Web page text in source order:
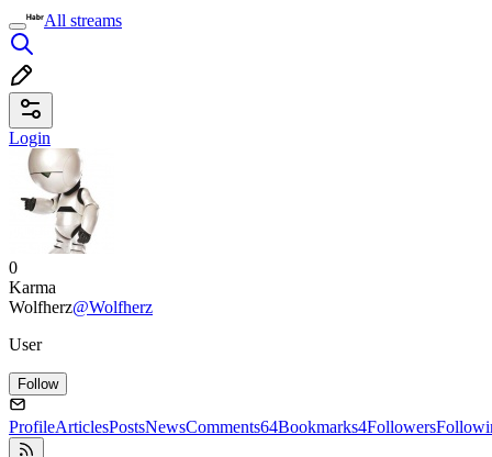
All streams
Login
0
Karma
Wolfherz@Wolfherz
User
Follow
ProfileArticlesPostsNewsComments64Bookmarks4Followers